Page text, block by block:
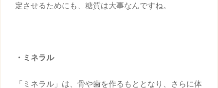
定させるためにも、糖質は大事なんですね。
・ミネラル
「ミネラル」は、骨や歯を作るもととなり、さらに体